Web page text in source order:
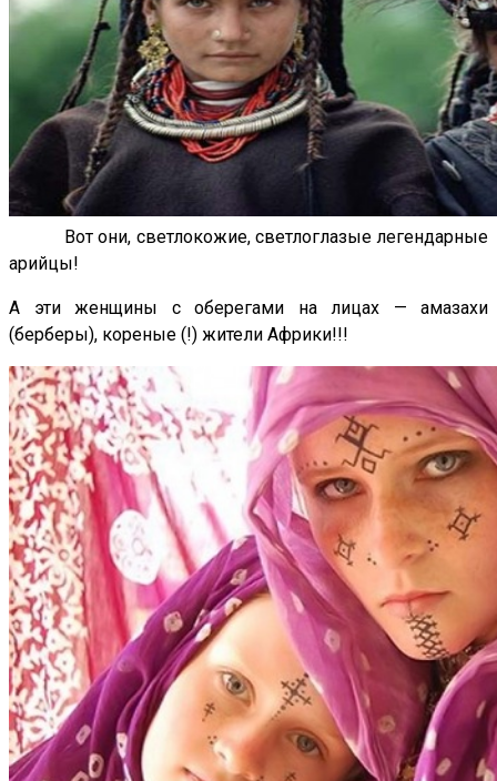
Вот они, светлокожие, светлоглазые легендарные
арийцы!
А эти женщины с оберегами на лицах — амазахи
(берберы), кореные (!) жители Африки!!!